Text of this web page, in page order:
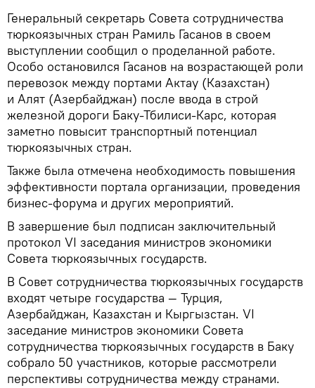
Генеральный секретарь Совета сотрудничества
тюркоязычных стран Рамиль Гасанов в своем
выступлении сообщил о проделанной работе.
Особо остановился Гасанов на возрастающей роли
перевозок между портами Актау (Казахстан)
и Алят (Азербайджан) после ввода в строй
железной дороги Баку-Тбилиси-Карс, которая
заметно повысит транспортный потенциал
тюркоязычных стран.
Также была отмечена необходимость повышения
эффективности портала организации, проведения
бизнес-форума и других мероприятий.
В завершение был подписан заключительный
протокол VI заседания министров экономики
Совета тюркоязычных государств.
В Совет сотрудничества тюркоязычных государств
входят четыре государства — Турция,
Азербайджан, Казахстан и Кыргызстан. VI
заседание министров экономики Совета
сотрудничества тюркоязычных государств в Баку
собрало 50 участников, которые рассмотрели
перспективы сотрудничества между странами.